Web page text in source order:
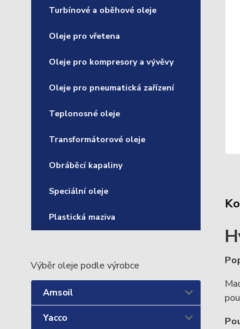
Turbínové a oběhové oleje
Oleje pro vřetena
Oleje pro kompresory a vývěvy
Oleje pro pneumatická zařízení
Teplonosné oleje
Transformátorové oleje
Obráběcí kapaliny
Speciální oleje
Plastická maziva
Výběr oleje podle výrobce
Amsoil
Yacco